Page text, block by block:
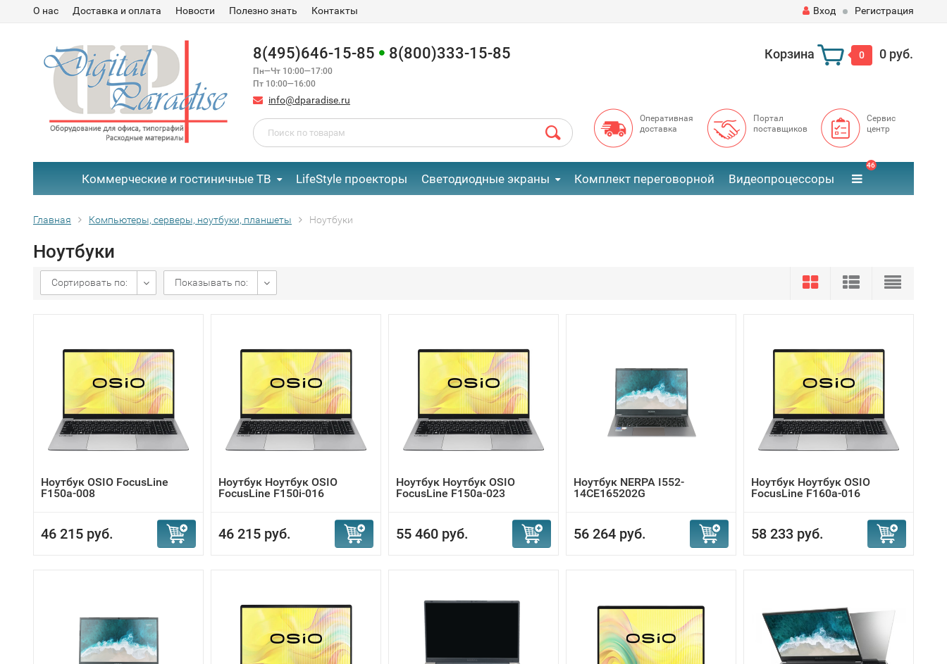
О нас Доставка и оплата Новости Полезно знать Контакты Вход Регистрация
8(495)646-15-85 8(800)333-15-85
Пн—Чт 10:00—17:00
Пт 10:00—16:00
info@dparadise.ru
Корзина 0 0 руб.
Оперативная
доставка
Портал
поставщиков
Сервис
центр
Коммерческие и гостиничные ТВ LifeStyle проекторы Светодиодные экраны Комплект переговорной Видеопроцессоры
46
Главная Компьютеры, серверы, ноутбуки, планшеты Ноутбуки
Ноутбуки
Сортировать по: Показывать по:
Ноутбук OSIO FocusLine
F150a-008
46 215 руб.
Ноутбук Ноутбук OSIO
FocusLine F150i-016
46 215 руб.
Ноутбук Ноутбук OSIO
FocusLine F150a-023
55 460 руб.
Ноутбук NERPA I552-
14CE165202G
56 264 руб.
Ноутбук Ноутбук OSIO
FocusLine F160a-016
58 233 руб.